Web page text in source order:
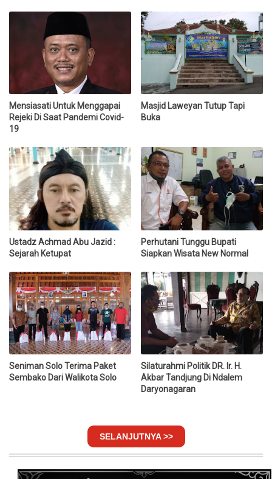
Mensiasati Untuk Menggapai
Rejeki Di Saat Pandemi Covid-
19
Masjid Laweyan Tutup Tapi
Buka
Ustadz Achmad Abu Jazid :
Sejarah Ketupat
Perhutani Tunggu Bupati
Siapkan Wisata New Normal
Seniman Solo Terima Paket
Sembako Dari Walikota Solo
Silaturahmi Politik DR. Ir. H.
Akbar Tandjung Di Ndalem
Daryonagaran
SELANJUTNYA >>